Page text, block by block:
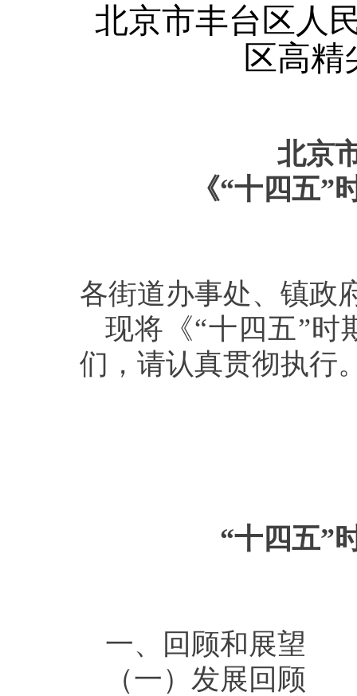
北京市丰台区人
区高
北京
《“十四五
各街道办事处、镇政
现将《“十四五”时
们，请认真贯彻执行
“十四五”
一、回顾和展望
（一）发展回顾